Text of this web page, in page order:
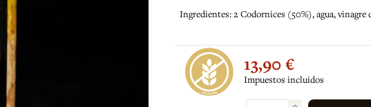
Ingredientes: 2 Codornices (50%), agua, vinagre
13,90 €
Impuestos incluidos